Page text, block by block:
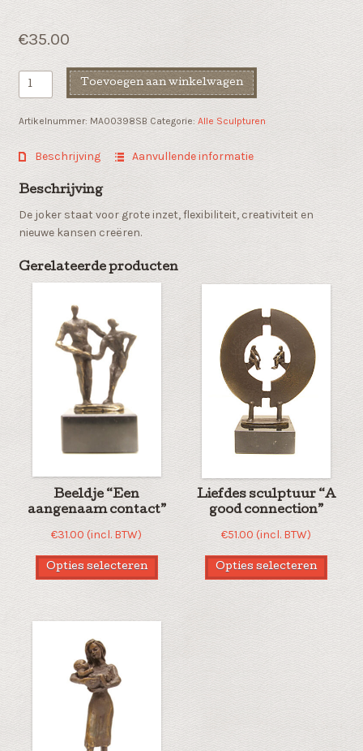
€35.00
Carnaval
sculptuur
aantal
Toevoegen aan winkelwagen
Artikelnummer: MA00398SB Categorie: Alle Sculpturen
Beschrijving Aanvullende informatie
Beschrijving
De joker staat voor grote inzet, flexibiliteit, creativiteit en
nieuwe kansen creëren.
Gerelateerde producten
Beeldje “Een
aangenaam contact”
€31.00 (incl. BTW)
Opties selecteren
Liefdes sculptuur “A
good connection”
€51.00 (incl. BTW)
Opties selecteren